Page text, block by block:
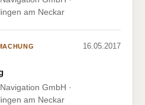
am Neckar
16.05.2017
GmbH ·
am Neckar